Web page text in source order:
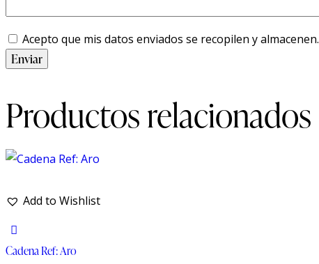
Acepto que mis datos enviados se recopilen y almacenen.
Productos relacionados
Add to Wishlist
Cadena Ref: Aro